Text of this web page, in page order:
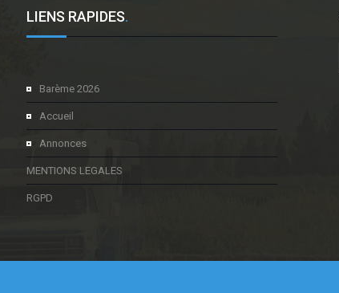
LIENS RAPIDES.
Barème 2026
Accueil
Annonces
MENTIONS LEGALES
RGPD